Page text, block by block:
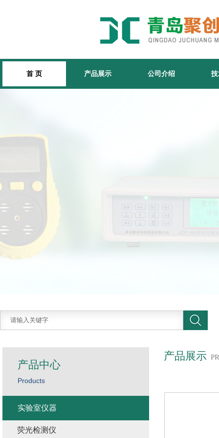
首 页 产品展示 公司介绍
产品展示
产品中心
Products
实验室仪器
荧光检测仪